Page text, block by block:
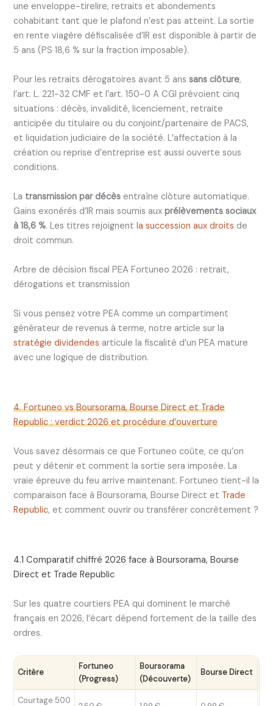
une enveloppe-tirelire, retraits et abondements
cohabitant tant que le plafond n’est pas atteint. La sortie
en rente viagère défiscalisée d’IR est disponible à partir de
5 ans (PS 18,6 % sur la fraction imposable).
Pour les retraits dérogatoires avant 5 anssans clôture,
l’art. L. 221-32 CMF et l’art. 150-0 A CGI prévoient cinq
situations : décès, invalidité, licenciement, retraite
anticipée du titulaire ou du conjoint/partenaire de PACS,
et liquidation judiciaire de la société. L’affectation à la
création ou reprise d’entreprise est aussi ouverte sous
conditions.
La transmission par décès entraîne clôture automatique.
Gains exonérés d’IR mais soumis auxprélèvements sociaux
à 18,6 %. Les titres rejoignentla succession aux droits de
droit commun.
Arbre de décision fiscal PEA Fortuneo 2026 : retrait,
dérogations et transmission
Si vous pensez votre PEA comme un compartiment
générateur de revenus à terme, notre article sur la
stratégie dividendes articule la fiscalité d’un PEA mature
avec une logique de distribution.
4. Fortuneo vs Boursorama, Bourse Direct et Trade
Republic : verdict 2026 et procédure d’ouverture
Vous savez désormais ce que Fortuneo coûte, ce qu’on
peut y détenir et comment la sortie sera imposée. La
vraie épreuve du feu arrive maintenant. Fortuneo tient-il la
comparaison face à Boursorama, Bourse Direct et Trade
Republic, et comment ouvrir ou transférer concrètement ?
4.1 Comparatif chiffré 2026 face à Boursorama, Bourse
Direct et Trade Republic
Sur les quatre courtiers PEA qui dominent le marché
français en 2026, l’écart dépend fortement de la taille des
ordres.
Critère
Fortuneo
(Progress)
Boursorama
(Découverte)
Bourse Direct
Courtage 500